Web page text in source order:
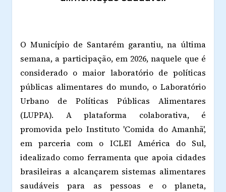
O Município de Santarém garantiu, na última
semana, a participação, em 2026, naquele que é
considerado o maior laboratório de políticas
públicas alimentares do mundo, o Laboratório
Urbano de Políticas Públicas Alimentares
(LUPPA). Aplataforma colaborativa, é
promovida pelo Instituto 'Comida do Amanhã',
em parceria com o ICLEI América do Sul,
idealizado como ferramenta que apoia cidades
brasileiras a alcançarem sistemas alimentares
saudáveis para as pessoas e o planeta,